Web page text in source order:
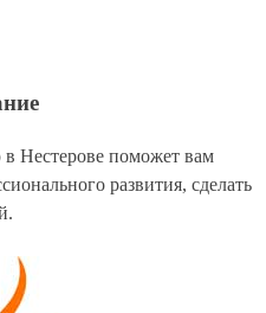
Нестерове поможет вам
развития, сделать